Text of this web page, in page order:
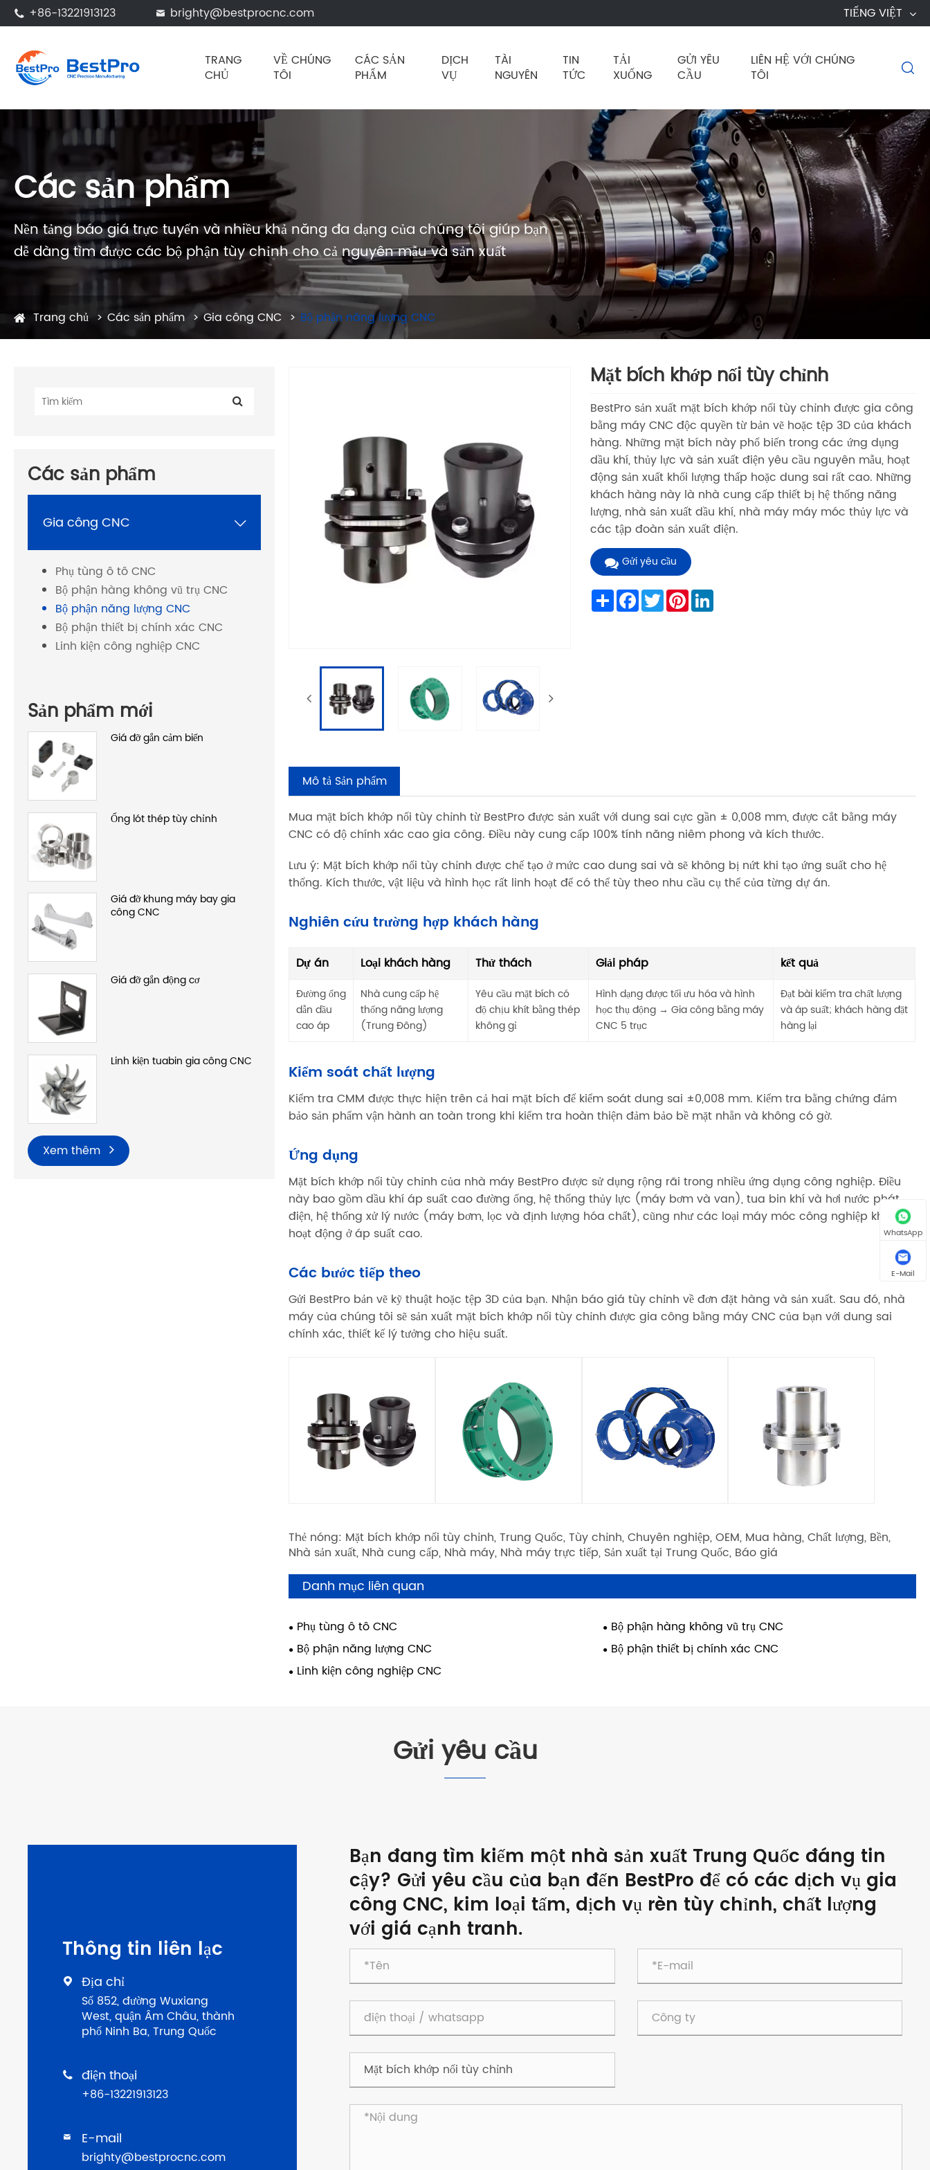
 +86-13221913123  brighty@bestprocnc.com TIẾNG VIỆT
TRANG
CHỦ
VỀ CHÚNG
TÔI
CÁC SẢN
PHẨM
DỊCH
VỤ
TÀI
NGUYÊN
TIN
TỨC
TẢI
XUỐNG
GỬI YÊU
CẦU
LIÊN HỆ VỚI CHÚNG
TÔI

Các sản phẩm
Nền tảng báo giá trực tuyến và nhiều khả năng đa dạng của chúng tôi giúp bạn
dễ dàng tìm được các bộ phận tùy chỉnh cho cả nguyên mẫu và sản xuất
Trang chủ Các sản phẩm Gia công CNC Bộ phận năng lượng CNC
Các sản phẩm
Gia công CNC 
Phụ tùng ô tô CNC
Bộ phận hàng không vũ trụ CNC
Bộ phận năng lượng CNC
Bộ phận thiết bị chính xác CNC
Linh kiện công nghiệp CNC
Sản phẩm mới
Giá đỡ gắn cảm biến
Ống lót thép tùy chỉnh
Giá đỡ khung máy bay gia
công CNC
Giá đỡ gắn động cơ
Linh kiện tuabin gia công CNC
Xem thêm
Mặt bích khớp nối tùy chỉnh
BestPro sản xuất mặt bích khớp nối tùy chỉnh được gia công
bằng máy CNC độc quyền từ bản vẽ hoặc tệp 3D của khách
hàng. Những mặt bích này phổ biến trong các ứng dụng
dầu khí, thủy lực và sản xuất điện yêu cầu nguyên mẫu, hoạt
động sản xuất khối lượng thấp hoặc dung sai rất cao. Những
khách hàng này là nhà cung cấp thiết bị hệ thống năng
lượng, nhà sản xuất dầu khí, nhà máy máy móc thủy lực và
các tập đoàn sản xuất điện.
Gửi yêu cầu
ShareFacebook
TwitterPinterestLinkedIn
Mô tả Sản phẩm
Mua mặt bích khớp nối tùy chỉnh từ BestPro được sản xuất với dung sai cực gần ± 0,008 mm, được cắt bằng máy
CNC có độ chính xác cao gia công. Điều này cung cấp 100% tính năng niêm phong và kích thước.
Lưu ý: Mặt bích khớp nối tùy chỉnh được chế tạo ở mức cao dung sai và sẽ không bị nứt khi tạo ứng suất cho hệ
thống. Kích thước, vật liệu và hình học rất linh hoạt để có thể tùy theo nhu cầu cụ thể của từng dự án.
Nghiên cứu trường hợp khách hàng
Dự án Loại khách hàng Thử thách Giải pháp kết quả
Đường ống
dẫn dầu
cao áp
Nhà cung cấp hệ
thống năng lượng
(Trung Đông)
Yêu cầu mặt bích có
độ chịu khít bằng thép
không gỉ
Hình dạng được tối ưu hóa và hình
học thụ động → Gia công bằng máy
CNC 5 trục
Đạt bài kiểm tra chất lượng
và áp suất; khách hàng đặt
hàng lại
Kiểm soát chất lượng
Kiểm tra CMM được thực hiện trên cả hai mặt bích để kiểm soát dung sai ±0,008 mm. Kiểm tra bằng chứng đảm
bảo sản phẩm vận hành an toàn trong khi kiểm tra hoàn thiện đảm bảo bề mặt nhẵn và không có gờ.
Ứng dụng
Mặt bích khớp nối tùy chỉnh của nhà máy BestPro được sử dụng rộng rãi trong nhiều ứng dụng công nghiệp. Điều
này bao gồm dầu khí áp suất cao đường ống, hệ thống thủy lực (máy bơm và van), tua bin khí và hơi nước phát
điện, hệ thống xử lý nước (máy bơm, lọc và định lượng hóa chất), cũng như các loại máy móc công nghiệp khác
hoạt động ở áp suất cao.
Các bước tiếp theo
Gửi BestPro bản vẽ kỹ thuật hoặc tệp 3D của bạn. Nhận báo giá tùy chỉnh về đơn đặt hàng và sản xuất. Sau đó, nhà
máy của chúng tôi sẽ sản xuất mặt bích khớp nối tùy chỉnh được gia công bằng máy CNC của bạn với dung sai
chính xác, thiết kế lý tưởng cho hiệu suất.
Thẻ nóng: Mặt bích khớp nối tùy chỉnh, Trung Quốc, Tùy chỉnh, Chuyên nghiệp, OEM, Mua hàng, Chất lượng, Bền,
Nhà sản xuất, Nhà cung cấp, Nhà máy, Nhà máy trực tiếp, Sản xuất tại Trung Quốc, Báo giá
Danh mục liên quan
Phụ tùng ô tô CNC
Bộ phận hàng không vũ trụ CNC
Bộ phận năng lượng CNC
Bộ phận thiết bị chính xác CNC
Linh kiện công nghiệp CNC
Gửi yêu cầu
Thông tin liên lạc
 Địa chỉ
Số 852, đường Wuxiang
West, quận Âm Châu, thành
phố Ninh Ba, Trung Quốc
 điện thoại
+86-13221913123
 E-mail
brighty@bestprocnc.com
Bạn đang tìm kiếm một nhà sản xuất Trung Quốc đáng tin
cậy? Gửi yêu cầu của bạn đến BestPro để có các dịch vụ gia
công CNC, kim loại tấm, dịch vụ rèn tùy chỉnh, chất lượng
với giá cạnh tranh.
WhatsApp
E-Mail